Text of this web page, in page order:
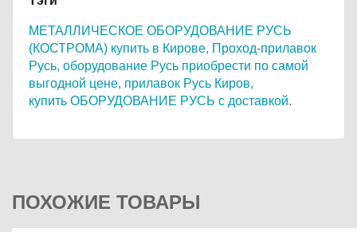
МЕТАЛЛИЧЕСКОЕ ОБОРУДОВАНИЕ РУСЬ
(КОСТРОМА) купить в Кирове, Проход-прилавок
Русь, оборудование Русь приобрести по самой
выгодной цене, прилавок Русь Киров,
купить ОБОРУДОВАНИЕ РУСЬ с доставкой.
ПОХОЖИЕ ТОВАРЫ